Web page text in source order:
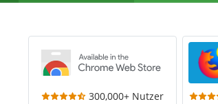
300,000+ Nutzer